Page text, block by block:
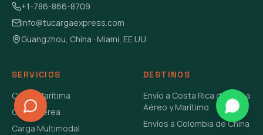
+1-786-866-8709
info@tucargaexpress.com
Guangzhou, China · Miami, EE.UU.
SERVICIOS
Carga Marítima
Carga Aérea
Carga Multimodal
DESTINOS
Envío a Costa Rica de China
Aéreo y Marítimo
Envíos a Colombia de China